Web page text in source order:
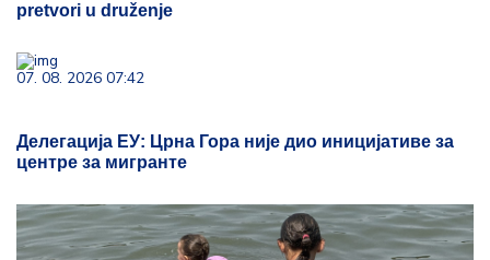
pretvori u druženje
07. 08. 2026 07:42
Делегација ЕУ: Црна Гора није дио иницијативе за
центре за мигранте